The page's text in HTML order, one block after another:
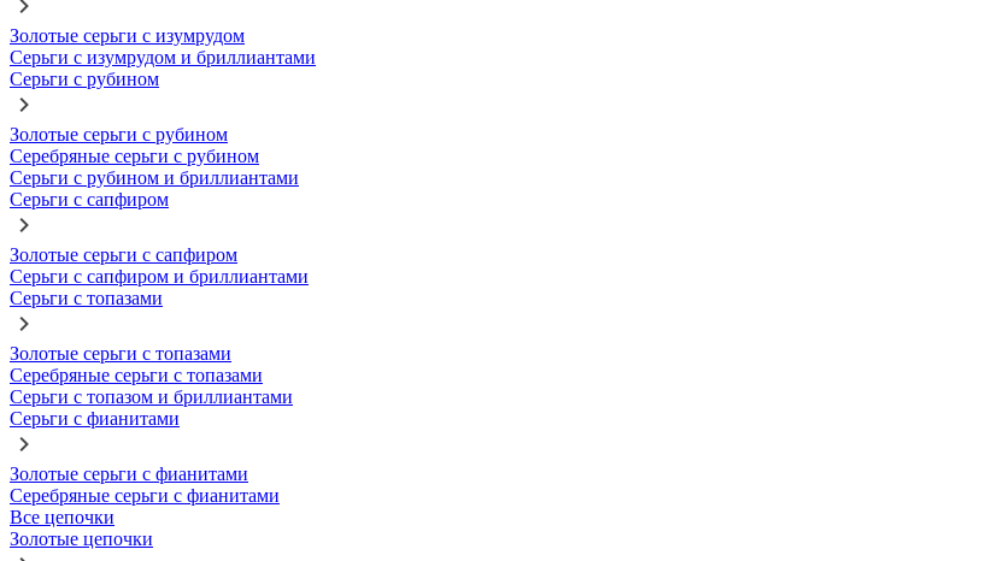
Золотые серьги с изумрудом
Серьги с изумрудом и бриллиантами
Серьги с рубином
Золотые серьги с рубином
Серебряные серьги с рубином
Серьги с рубином и бриллиантами
Серьги с сапфиром
Золотые серьги с сапфиром
Серьги с сапфиром и бриллиантами
Серьги с топазами
Золотые серьги с топазами
Серебряные серьги с топазами
Серьги с топазом и бриллиантами
Серьги с фианитами
Золотые серьги с фианитами
Серебряные серьги с фианитами
Все цепочки
Золотые цепочки